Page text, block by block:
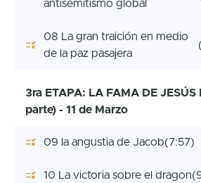
antisemitismo global
08 La gran traición en medio
de la paz pasajera
3ra ETAPA: LA FAMA DE JESÚS
parte) - 11 de Marzo
09 la angustia de Jacob(7:57)
10 La victoria sobre el dragon